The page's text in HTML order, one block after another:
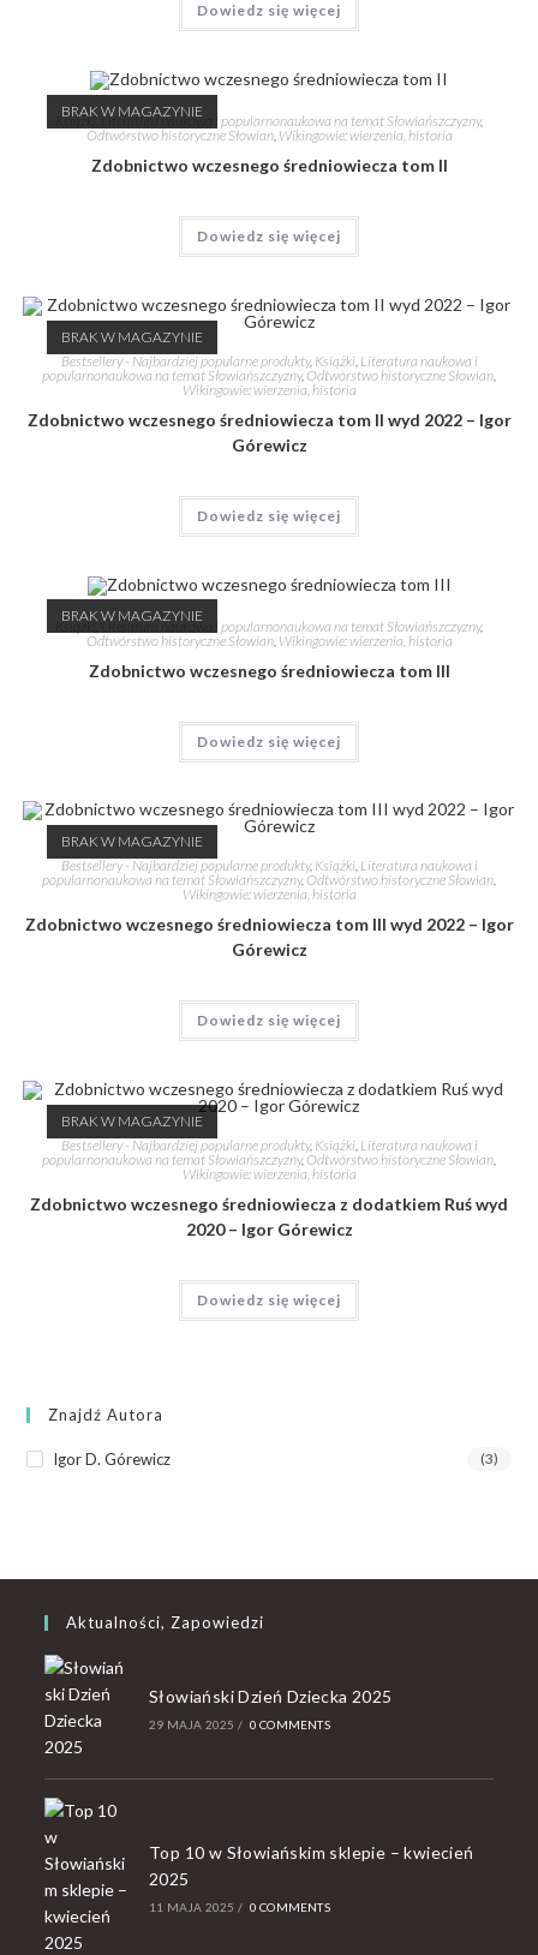
Dowiedz się więcej
BRAK W MAGAZYNIE
Książki, Literatura naukowa i popularnonaukowa na temat Słowiańszczyzny,
Odtwórstwo historyczne Słowian, Wikingowie: wierzenia, historia
Zdobnictwo wczesnego średniowiecza tom II
Dowiedz się więcej
BRAK W MAGAZYNIE
Bestsellery - Najbardziej popularne produkty, Książki, Literatura naukowa i
popularnonaukowa na temat Słowiańszczyzny, Odtwórstwo historyczne Słowian
Wikingowie: wierzenia, historia
Zdobnictwo wczesnego średniowiecza tom II wyd 2022 – Igor
Górewicz
Dowiedz się więcej
BRAK W MAGAZYNIE
Książki , Literatura naukowa i popularnonaukowa na temat Słowiańszczyzny,
Odtwórstwo historyczne Słowian, Wikingowie: wierzenia, historia
Zdobnictwo wczesnego średniowiecza tom III
Dowiedz się więcej
BRAK W MAGAZYNIE
Bestsellery - Najbardziej popularne produkty, Książki, Literatura naukowa i
popularnonaukowa na temat Słowiańszczyzny, Odtwórstwo historyczne Słowian,
Wikingowie: wierzenia, historia
Zdobnictwo wczesnego średniowiecza tom III wyd 2022 – Igor
Górewicz
Dowiedz się więcej
BRAK W MAGAZYNIE
Bestsellery - Najbardziej popularne produkty, Książki, Literatura naukowa i
popularnonaukowa na temat Słowiańszczyzny, Odtwórstwo historyczne Słowian
Wikingowie: wierzenia, historia
Zdobnictwo wczesnego średniowiecza z dodatkiem Ruś wyd
2020 – Igor Górewicz
Dowiedz się więcej
Znajdź Autora
Igor D. Górewicz (3)
Aktualności, Zapowiedzi
Słowiański Dzień Dziecka 2025
29 MAJA 2025 / 0 COMMENTS
Top 10 w Słowiańskim sklepie – kwiecień
2025
11 MAJA 2025 / 0 COMMENTS